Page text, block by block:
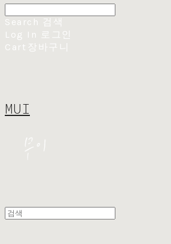
Search 검색
Log In 로그인
Cart 장바구니
MUI